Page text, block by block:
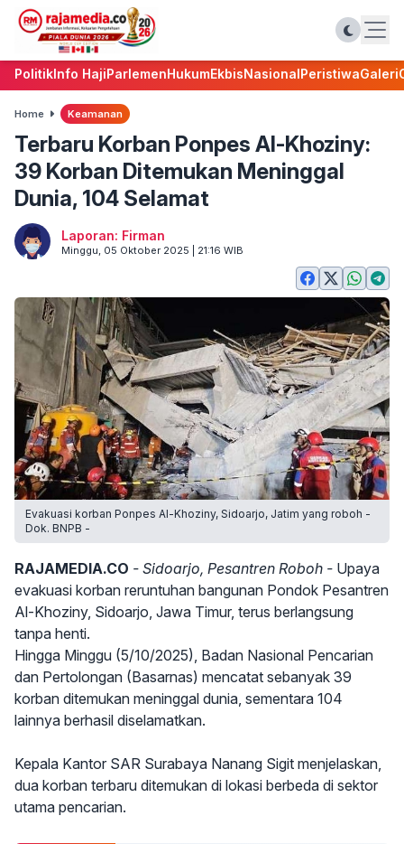
PolitikInfo HajiParlemenHukumEkbisNasionalPeristiwaGaleri
Home Keamanan
Terbaru Korban Ponpes Al-Khoziny:
39 Korban Ditemukan Meninggal
Dunia, 104 Selamat
Laporan: Firman
Minggu, 05 Oktober 2025 | 21:16 WIB
Evakuasi korban Ponpes Al-Khoziny, Sidoarjo, Jatim yang roboh -
Dok. BNPB -
RAJAMEDIA.CO - Sidoarjo, Pesantren Roboh - Upaya
evakuasi korban reruntuhan bangunan Pondok Pesantren
Al-Khoziny, Sidoarjo, Jawa Timur, terus berlangsung
tanpa henti.
Hingga Minggu (5/10/2025), Badan Nasional Pencarian
dan Pertolongan (Basarnas) mencatat sebanyak 39
korban ditemukan meninggal dunia, sementara 104
lainnya berhasil diselamatkan.
Kepala Kantor SAR Surabaya Nanang Sigit menjelaskan,
dua korban terbaru ditemukan di lokasi berbeda di sektor
utama pencarian.